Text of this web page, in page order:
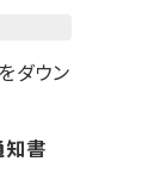
ダウン
知書